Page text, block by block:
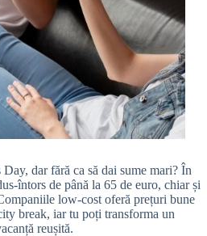
dar fără ca să dai sume mari? În
întors de până la 65 de euro, chiar și
low-cost oferă prețuri bune
break, iar tu poți transforma un
reușită.